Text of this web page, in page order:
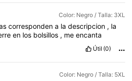
Color: Negro / Talla: 3XL
correspondena ladescripcion , la
en los bolsillos , meencanta
Útil (0)
Color: Negro / Talla: 5XL